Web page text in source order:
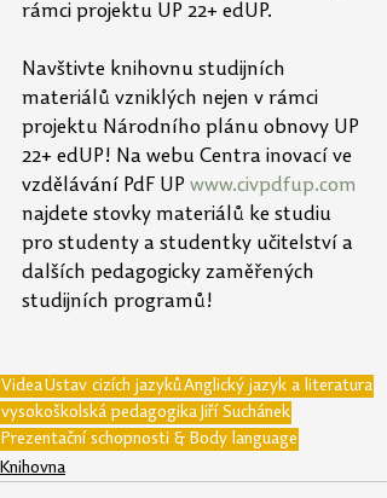
rámci projektu UP 22+ edUP.
Navštivte knihovnu studijních
materiálů vzniklých nejen v rámci
projektu Národního plánu obnovy UP
22+ edUP! Na webu Centra inovací ve
vzdělávání PdF UP www.civpdfup.com
najdete stovky materiálů ke studiu
pro studenty a studentky učitelství a
dalších pedagogicky zaměřených
studijních programů!
VideaÚstav cizích jazykůAnglický jazyk a literatura
vysokoškolská pedagogika Jiří Suchánek
Prezentační schopnosti & Body language
Knihovna